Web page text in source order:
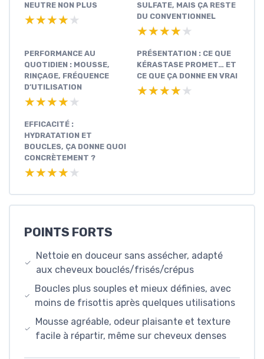
NEUTRE NON PLUS
★★★★★
★★★★★
SULFATE, MAIS ÇA RESTE
DU CONVENTIONNEL
★★★★★
★★★★★
PERFORMANCE AU
QUOTIDIEN : MOUSSE,
RINÇAGE, FRÉQUENCE
D’UTILISATION
★★★★★
★★★★★
PRÉSENTATION : CE QUE
KÉRASTASE PROMET… ET
CE QUE ÇA DONNE EN VRAI
★★★★★
★★★★★
EFFICACITÉ :
HYDRATATION ET
BOUCLES, ÇA DONNE QUOI
CONCRÈTEMENT ?
★★★★★
★★★★★
POINTS FORTS
Nettoie en douceur sans assécher, adapté
aux cheveux bouclés/frisés/crépus
Boucles plus souples et mieux définies, avec
moins de frisottis après quelques utilisations
Mousse agréable, odeur plaisante et texture
facile à répartir, même sur cheveux denses